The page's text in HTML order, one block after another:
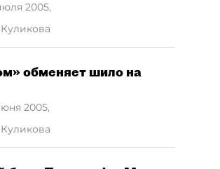
2005,
обменяет шило на
2005,